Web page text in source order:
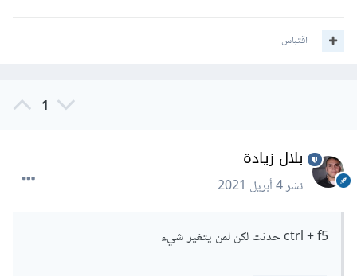
اقتباس
1
بلال زيادة
نشر4 أبريل 2021
ctrl + f5 حدثت لكن لمن يتغير شيء